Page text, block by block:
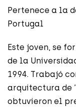
Pertenece a la
Portugal
Este joven, se
de la
1994. Trabajó
arquitectura de
obtuvieron el